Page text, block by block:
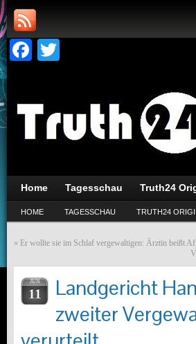
Facebook
Home Tagesschau Truth24
HOME TAGESSCHAU TRUTH24
« Er wollte sie im Schlaf vergewaltigen: Ärztin beißt
JUN
11
Landgericht
zweiter